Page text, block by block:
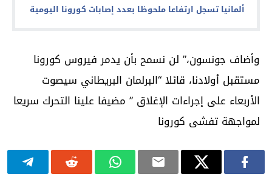
ألمانيا تسجل ارتفاعا ملحوظا بعدد إصابات كورونا اليومية
وأضاف جونسون،” لن نسمح بأن يدمر فيروس كورونا
مستقبل أولادنا، قائلا “البرلمان البريطاني سيصوت
الأربعاء على إجراءات الإغلاق ” مضيفا علينا التحرك سريعا
لمواجهة تفشى كورونا